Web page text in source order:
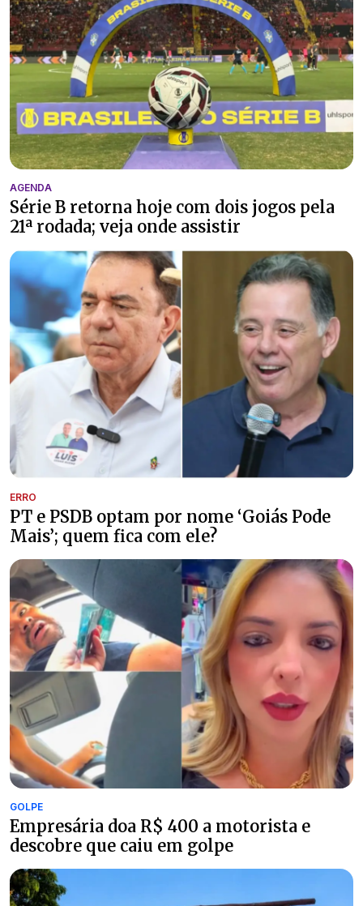
AGENDA
Série B retorna hoje com dois jogos pela
21ª rodada; veja onde assistir
ERRO
PT e PSDB optam por nome ‘Goiás Pode
Mais’; quem fica com ele?
GOLPE
Empresária doa R$ 400 a motorista e
descobre que caiu em golpe